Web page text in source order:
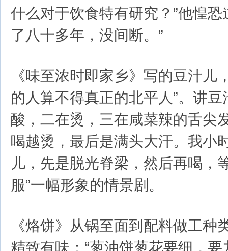
什么对于饮食特有研究？”他惶恐
了八十多年，没间断。”
《味至浓时即家乡》写的豆汁儿
的人算不得真正的北平人”。讲豆
酸，二在烫，三在咸菜辣的舌尖
喝越烫，最后是满头大汗。我小
儿，先是脱光脊梁，然后再喝，
服”一幅形象的情景剧。
《烙饼》从锅至面到配料做工种
精致有味：“葱油饼葱花要细，